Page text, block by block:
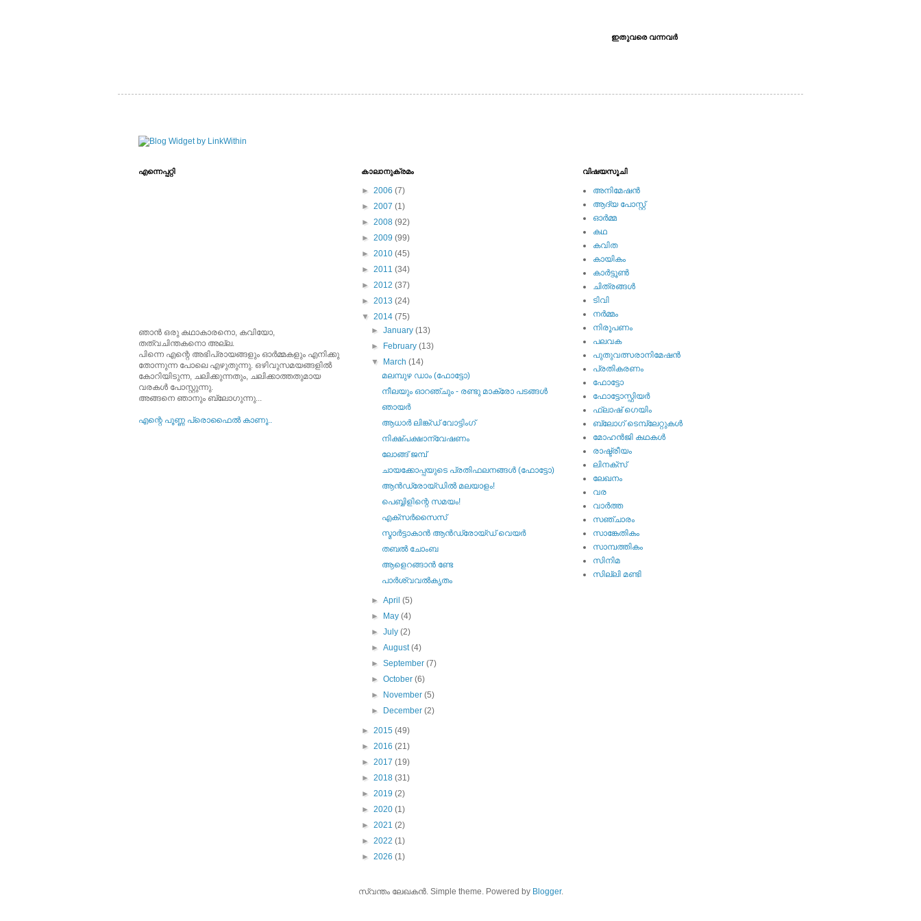
ഇതുവരെ വന്നവര്‍
എന്നെപ്പറ്റി
ഞാന്‍ ഒരു കഥാകാരനൊ, കവിയോ,
തത്വചിന്തകനൊ അല്ല.
പിന്നെ എന്റെ അഭിപ്രായങ്ങളും ഓര്‍മ്മകളും എനിക്കു
തോന്നുന്ന പോലെ എഴുതുന്നു. ഒഴിവുസമയങ്ങളില്‍
കോറിയിടുന്ന, ചലിക്കുന്നതും, ചലിക്കാത്തതുമായ
വരകള്‍ പോസ്റ്റുന്നു.
അങ്ങനെ ഞാനും ബ്ലോഗുന്നു...
എന്റെ പൂ‍ണ്ണ പ്രൊഫൈല്‍ കാണൂ..
കാലാനുക്രമം
► 2006 (7)
► 2007 (1)
► 2008 (92)
► 2009 (99)
► 2010 (45)
► 2011 (34)
► 2012 (37)
► 2013 (24)
▼ 2014 (75)
►January(13)
► February(13)
▼ March(14)
മലമ്പുഴ ഡാം (ഫോട്ടോ)
നീലയും ഓറഞ്ചും - രണ്ടു മാക്രോ പടങ്ങള്‍
ഞായര്‍
ആധാര്‍ ലിങ്ക്ഡ് വോട്ടിംഗ്
നിക്ഷ്പക്ഷാന്വേഷണം
ലോങ്ങ്‌ ജമ്പ്
ചായക്കോപ്പയുടെ പ്രതിഫലനങ്ങള്‍ (ഫോട്ടോ)
ആന്‍ഡ്രോയ്ഡില്‍ മലയാളം!
പെബ്ബിളിന്റെ സമയം!
എക്സര്‍സൈസ്
സ്മാര്‍ട്ടാകാന്‍ ആന്‍ഡ്രോയ്ഡ് വെയര്‍
തബൽ ചോംബ
ആളെറങ്ങാന്‍ ണ്ടേ
പാര്‍ശ്വവല്‍കൃതം
►April(5)
► May(4)
►July(2)
►August(4)
►September(7)
►October(6)
► November(5)
► December(2)
► 2015 (49)
► 2016 (21)
► 2017 (19)
► 2018 (31)
► 2019 (2)
► 2020 (1)
► 2021 (2)
► 2022 (1)
► 2026 (1)
വിഷയസൂചി
അനിമേഷന്‍
ആദ്യ പോസ്റ്റ്
ഓര്‍മ്മ
കഥ
കവിത
കായികം
കാര്‍ട്ടൂണ്‍
ചിത്രങ്ങള്‍
ടിവി
നര്‍മ്മം
നിരൂപണം
പലവക
പുതുവത്സരാനിമേഷന്‍
പ്രതികരണം
ഫോട്ടോ
ഫോട്ടോസ്ഫിയര്‍
ഫ്ലാഷ്‌ ഗെയിം
ബ്ലോഗ് ടെമ്പ്ലേറ്റുകള്‍
മോഹന്‍ജി കഥകള്‍
രാഷ്ട്രീയം
ലിനക്സ്
ലേഖനം
വര
വാര്‍ത്ത
സഞ്ചാരം
സാങ്കേതികം
സാമ്പത്തികം
സിനിമ
സില്ലി മണ്ടി
സ്വന്തം ലേഖകന്‍. Simple theme. Powered by Blogger.